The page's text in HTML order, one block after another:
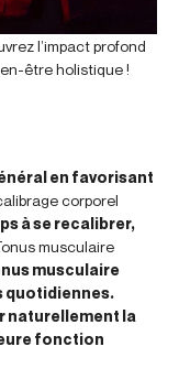
l’impact profond
être holistique !
en favorisant
corporel
à se recalibrer,
musculaire
musculaire
quotidiennes.
naturellement la
fonction